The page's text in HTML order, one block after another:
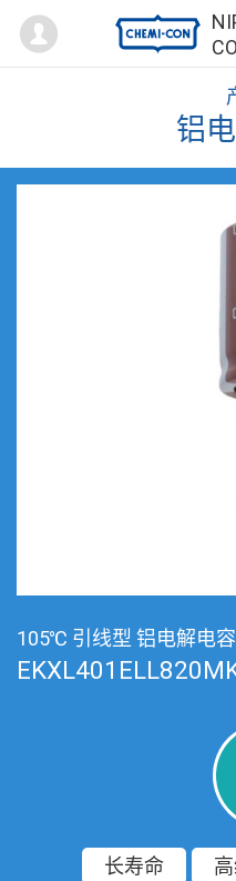
Mypage
铝
105℃ 引线型 铝电解电容
长寿命